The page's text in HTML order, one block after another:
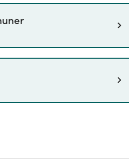
for beregninger følger